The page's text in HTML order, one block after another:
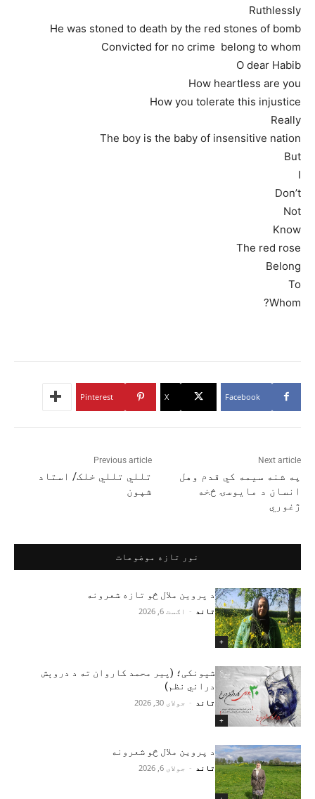
Ruthlessly
He was stoned to death by the red stones of bomb
Convicted for no crime belong to whom
O dear Habib
How heartless are you
How you tolerate this injustice
Really
The boy is the baby of insensitive nation
But
I
Don’t
Not
Know
The red rose
Belong
To
Whom?
Facebook
X
Pinterest
Previous article
تللي تللي خلک/ استاد
شپون
Next article
په شنه سیمه کي قدم وهل
انسان د مایوسۍ څخه
ژغوري
نور تازه موضوعات
+
د پروین ملال څو تازه شعرونه
تاند - اګست 6, 2026
+
شپونکی؛ (پير محمد کاروان ته د دروېش
دراني نظم)
تاند - جولای 30, 2026
د پروین ملال څو شعرونه
تاند - جولای 6, 2026